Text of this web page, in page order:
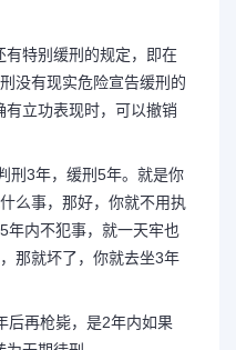
特别缓刑的规定，即在
没有现实危险宣告缓刑的
立功表现时，可以撤销
刑3年，缓刑5年。就是你
么事，那好，你就不用执
年内不犯事，就一天牢也
那就坏了，你就去坐3年
后再枪毙，是2年内如果